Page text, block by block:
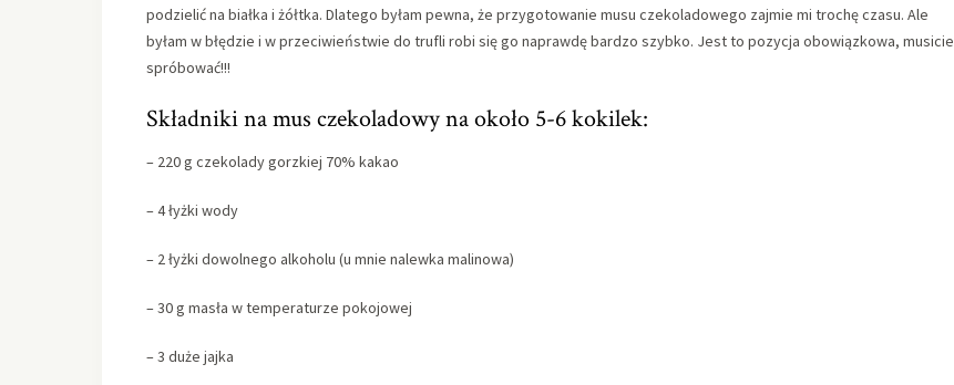
podzielić na białka i żółtka. Dlatego byłam pewna, że przygotowanie musu czekoladowego zajmie mi trochę czasu. Ale
byłam w błędzie i w przeciwieństwie do trufli robi się go naprawdę bardzo szybko. Jest to pozycja obowiązkowa, musicie
spróbować!!!
Składniki na mus czekoladowy na około 5-6 kokilek:
– 220 g czekolady gorzkiej 70% kakao
– 4 łyżki wody
– 2 łyżki dowolnego alkoholu (u mnie nalewka malinowa)
– 30 g masła w temperaturze pokojowej
– 3 duże jajka